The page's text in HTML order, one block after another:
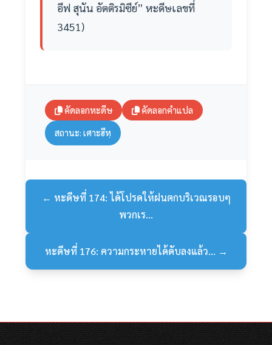
อีฟ สุนัน อัตติรมิซีย์” หะดีษเลขที่
3451)
คัดลอกหะดีษ คัดลอกคำแปล
สถานะ: เศาะฮีหฺ
← หะดีษที่ 174: ได้โปรดให้ฝนตกบริเวณรอบๆ
พวกเร...
หะดีษที่ 176: ความกระหายได้ดับลงแล้ว... →